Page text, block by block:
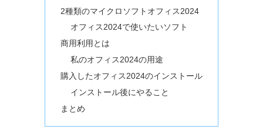
2種類のマイクロソフトオフィス2024
オフィス2024で使いたいソフト
商用利用とは
私のオフィス2024の用途
購入したオフィス2024のインストール
インストール後にやること
まとめ